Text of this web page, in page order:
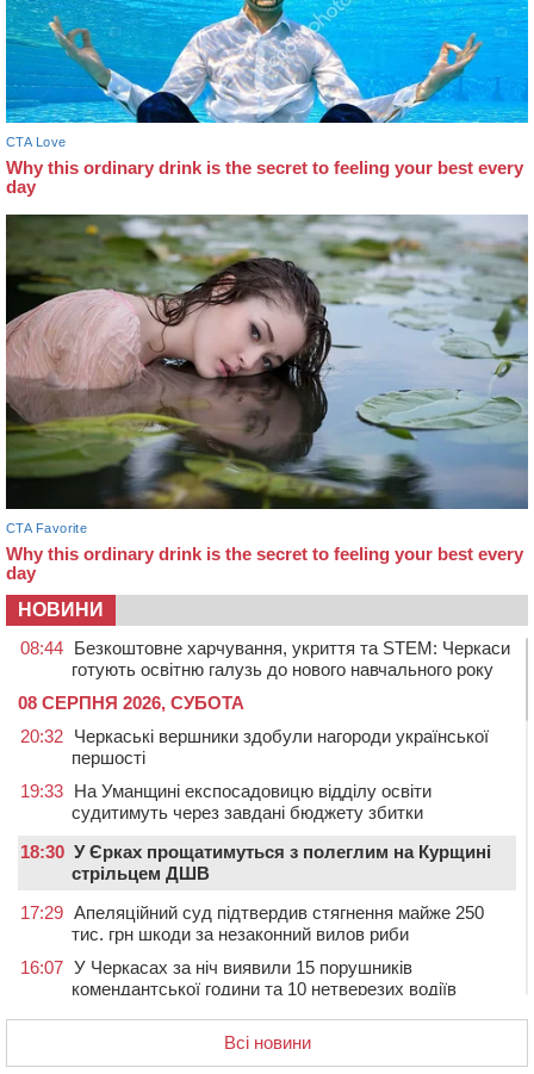
НОВИНИ
08:44 Безкоштовне харчування, укриття та STEM: Черкаси
готують освітню галузь до нового навчального року
08 СЕРПНЯ 2026, СУБОТА
20:32 Черкаські вершники здобули нагороди української
першості
19:33 На Уманщині експосадовицю відділу освіти
судитимуть через завдані бюджету збитки
18:30 У Єрках прощатимуться з полеглим на Курщині
стрільцем ДШВ
17:29 Апеляційний суд підтвердив стягнення майже 250
тис. грн шкоди за незаконний вилов риби
16:07 У Черкасах за ніч виявили 15 порушників
комендантської години та 10 нетверезих водіїв
15:12 На Золотоніщині водійка збила пішохода, який
Всі новини